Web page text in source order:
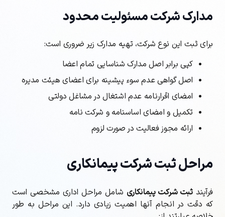
مدارک شرکت مسئولیت محدود
برای ثبت این نوع شرکت، تهیه مدارک زیر ضروری است:
کپی برابر اصل مدارک شناسایی تمام اعضا
اصل گواهی عدم سوء پیشینه برای اعضای هیئت مدیره
امضای اقرارنامه عدم اشتغال در مشاغل دولتی
تکمیل و امضای اساسنامه و شرکت نامه
ارائه مجوز فعالیت در صورت لزوم
مراحل ثبت شرکت پیمانکاری
فرآیندثبت شرکت پیمانکاری شامل مراحل اداری مشخصی است
که دقت در انجام آنها اهمیت زیادی دارد. این مراحل به طور